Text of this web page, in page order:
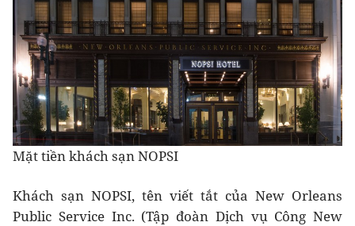
Mặt tiền khách sạn NOPSI
Khách sạn NOPSI, tên viết tắt của New Orleans
Public Service Inc. (Tập đoàn Dịch vụ Công New